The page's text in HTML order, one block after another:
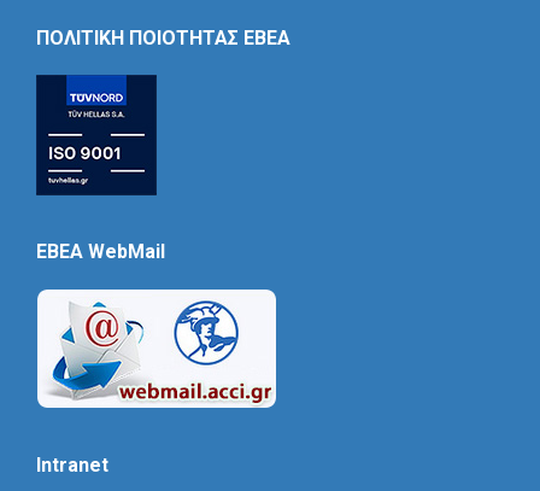
ΠΟΛΙΤΙΚΗ ΠΟΙΟΤΗΤΑΣ ΕΒΕΑ
EBEA WebMail
Intranet